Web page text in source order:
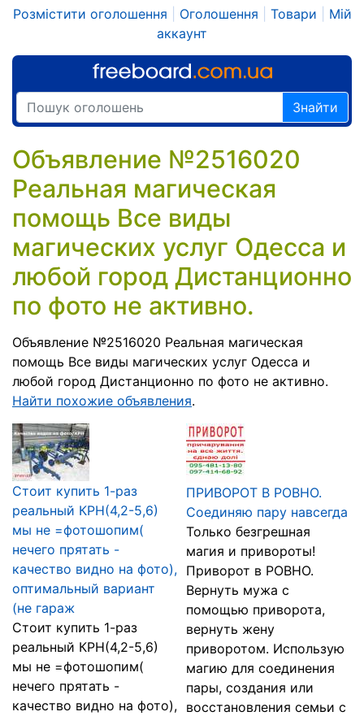
Розмістити оголошення Оголошення Товари
Мій
аккаунт
Знайти
Объявление №2516020
Реальная магическая
помощь Все виды
магических услуг Одесса и
любой город Дистанционно
по фото не активно.
Объявление №2516020 Реальная магическая
помощь Все виды магических услуг Одесса и
любой город Дистанционно по фото не активно.
Найти похожие объявления.
Стоит купить 1-раз
реальный КРН(4,2-5,6)
мы не =фотошопим(
нечего прятать -
качество видно на фото),
оптимальный вариант
(не гараж
Стоит купить 1-раз
реальный КРН(4,2-5,6)
мы не =фотошопим(
нечего прятать -
качество видно на фото),
ПРИВОРОТ В РОВНО.
Соединяю пару навсегда
Только безгрешная
магия и привороты!
Приворот в РОВНО.
Вернуть мужа с
помощью приворота,
вернуть жену
приворотом. Использую
магию для соединения
пары, создания или
восстановления семьи с